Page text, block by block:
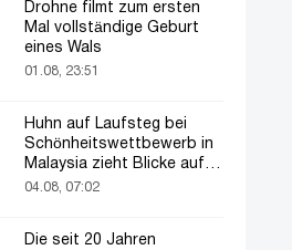
Drohne filmt zum ersten
Mal vollständige Geburt
eines Wals
01.08, 23:51
Huhn auf Laufsteg bei
Schönheitswettbewerb in
Malaysia zieht Blicke auf
sich
04.08, 07:02
Die seit 20 Jahren